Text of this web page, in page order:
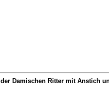
Damischen Ritter mit Anstich